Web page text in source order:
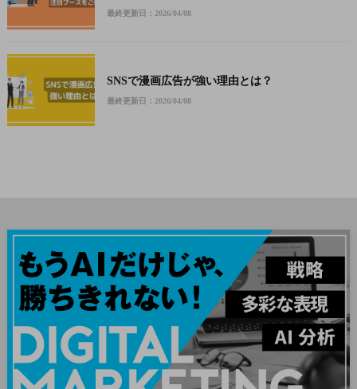
最終更新日：2026/04/08
SNSで漫画広告が強い理由とは？
最終更新日：2026/04/08